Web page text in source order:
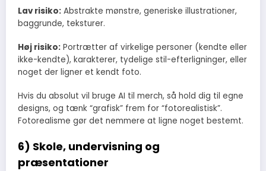
Lav risiko: Abstrakte mønstre, generiske illustrationer,
baggrunde, teksturer.
Høj risiko: Portrætter af virkelige personer (kendte eller
ikke-kendte), karakterer, tydelige stil-efterligninger, eller
noget der ligner et kendt foto.
Hvis du absolut vil bruge AI til merch, så hold dig til egne
designs, og tænk “grafisk” frem for “fotorealistisk”.
Fotorealisme gør det nemmere at ligne noget bestemt.
6) Skole, undervisning og
præsentationer